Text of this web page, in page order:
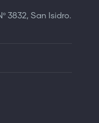
3832, San Isidro.